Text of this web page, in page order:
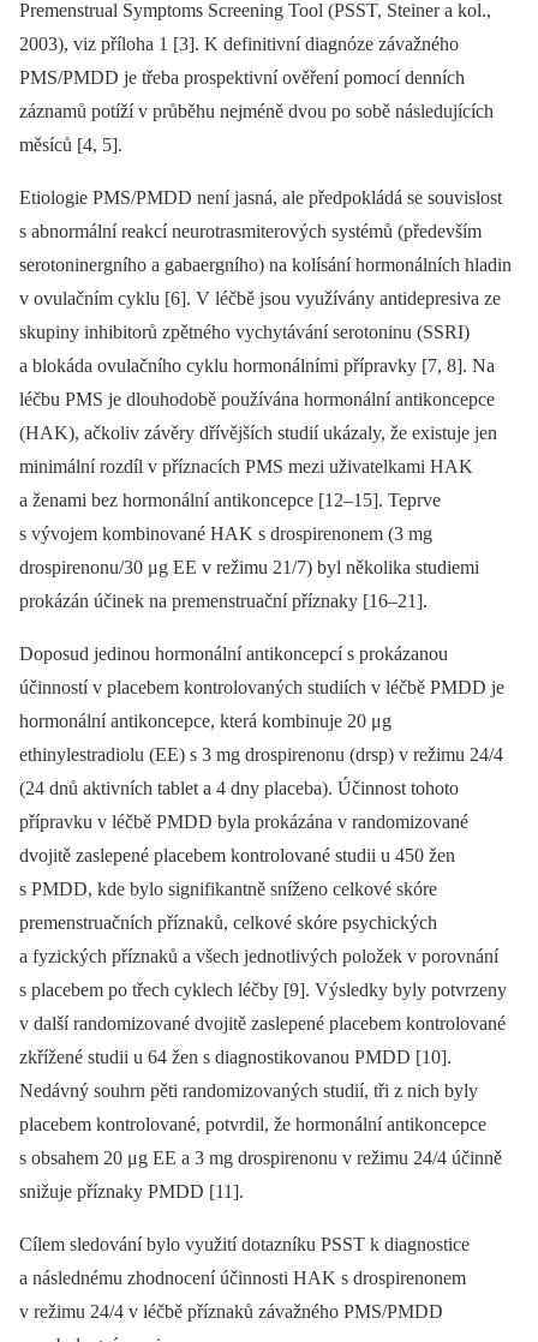
Premenstrual Symptoms Screening Tool (PSST, Steiner a kol.,
2003), viz příloha 1 [3]. K definitivní diagnóze závažného
PMS/PMDD je třeba prospektivní ověření pomocí denních
záznamů potíží v průběhu nejméně dvou po sobě následujících
měsíců [4, 5].
Etiologie PMS/PMDD není jasná, ale předpokládá se souvislost
s abnormální reakcí neurotrasmiterových systémů (především
serotoninergního a gabaergního) na kolísání hormonálních hladin
v ovulačním cyklu [6]. V léčbě jsou využívány antidepresiva ze
skupiny inhibitorů zpětného vychytávání serotoninu (SSRI)
a blokáda ovulačního cyklu hormonálními přípravky [7, 8]. Na
léčbu PMS je dlouhodobě používána hormonální antikoncepce
(HAK), ačkoliv závěry dřívějších studií ukázaly, že existuje jen
minimální rozdíl v příznacích PMS mezi uživatelkami HAK
a ženami bez hormonální antikoncepce [12–15]. Teprve
s vývojem kombinované HAK s drospirenonem (3 mg
drospirenonu/30 μg EE v režimu 21/7) byl několika studiemi
prokázán účinek na premenstruační příznaky [16–21].
Doposud jedinou hormonální antikoncepcí s prokázanou
účinností v placebem kontrolovaných studiích v léčbě PMDD je
hormonální antikoncepce, která kombinuje 20 μg
ethinylestradiolu (EE) s 3 mg drospirenonu (drsp) v režimu 24/4
(24 dnů aktivních tablet a 4 dny placeba). Účinnost tohoto
přípravku v léčbě PMDD byla prokázána v randomizované
dvojitě zaslepené placebem kontrolované studii u 450 žen
s PMDD, kde bylo signifikantně sníženo celkové skóre
premenstruačních příznaků, celkové skóre psychických
a fyzických příznaků a všech jednotlivých položek v porovnání
s placebem po třech cyklech léčby [9]. Výsledky byly potvrzeny
v další randomizované dvojitě zaslepené placebem kontrolované
zkřížené studii u 64 žen s diagnostikovanou PMDD [10].
Nedávný souhrn pěti randomizovaných studií, tři z nich byly
placebem kontrolované, potvrdil, že hormonální antikoncepce
s obsahem 20 μg EE a 3 mg drospirenonu v režimu 24/4 účinně
snižuje příznaky PMDD [11].
Cílem sledování bylo využití dotazníku PSST k diagnostice
a následnému zhodnocení účinnosti HAK s drospirenonem
v režimu 24/4 v léčbě příznaků závažného PMS/PMDD